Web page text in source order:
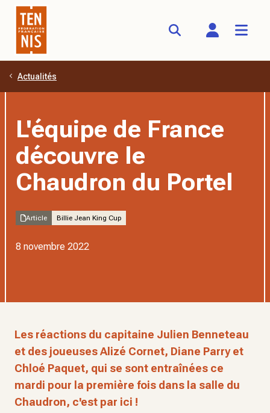
Aller au contenu principal
Actualités
L'équipe de France
découvre le
Chaudron du Portel
Article Billie Jean King Cup
8 novembre 2022
Les réactions du capitaine Julien Benneteau
et des joueuses Alizé Cornet, Diane Parry et
Chloé Paquet, qui se sont entraînées ce
mardi pour la première fois dans la salle du
Chaudron, c'est par ici !